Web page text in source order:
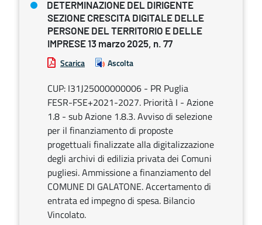
DETERMINAZIONE DEL DIRIGENTE
SEZIONE CRESCITA DIGITALE DELLE
PERSONE DEL TERRITORIO E DELLE
IMPRESE 13 marzo 2025, n. 77
Scarica Ascolta
CUP: I31J25000000006 - PR Puglia
FESR-FSE+2021-2027. Priorità I - Azione
1.8 - sub Azione 1.8.3. Avviso di selezione
per il finanziamento di proposte
progettuali finalizzate alla digitalizzazione
degli archivi di edilizia privata dei Comuni
pugliesi. Ammissione a finanziamento del
COMUNE DI GALATONE. Accertamento di
entrata ed impegno di spesa. Bilancio
Vincolato.